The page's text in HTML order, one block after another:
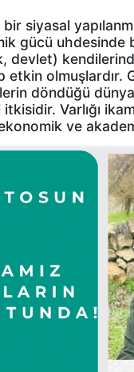
siyasal
gücü
olmuşlardır.
döndüğü
Varlığı
ve